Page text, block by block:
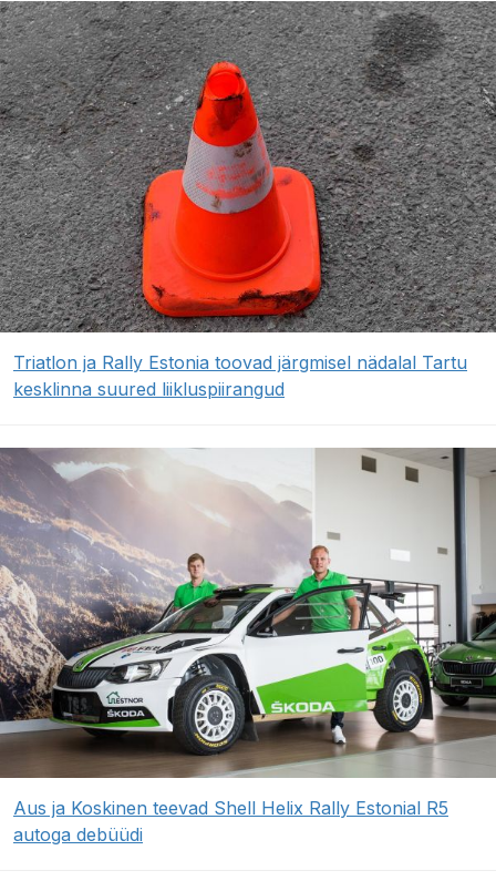
Triatlon ja Rally Estonia toovad järgmisel nädalal Tartu
kesklinna suured liikluspiirangud
Aus ja Koskinen teevad Shell Helix Rally Estonial R5
autoga debüüdi